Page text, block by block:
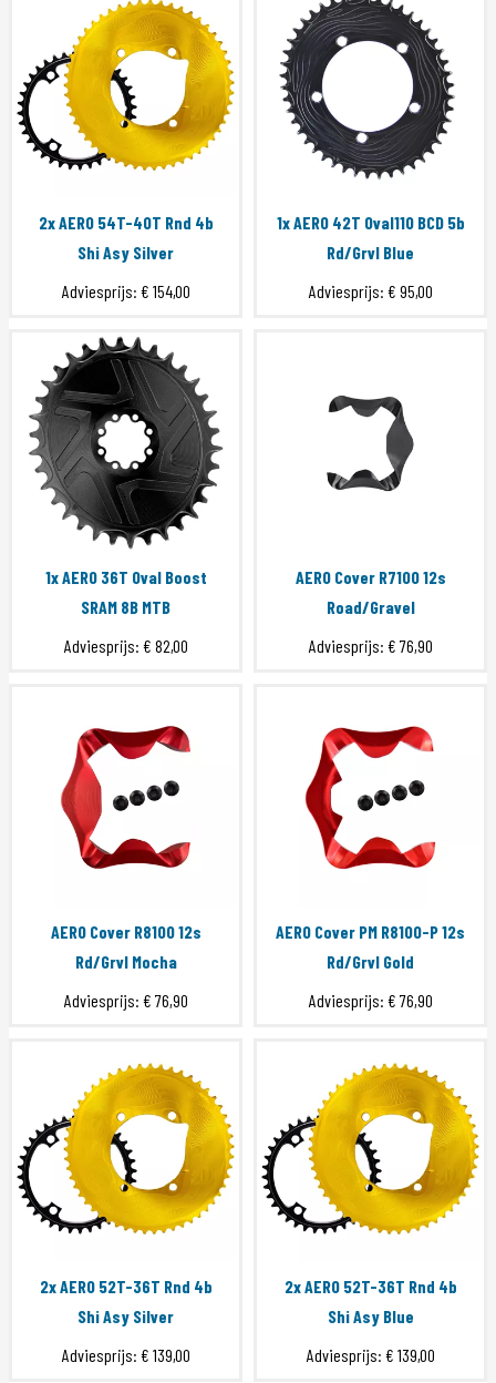
2x AERO 54T-40T Rnd 4b
Shi Asy Silver
Adviesprijs: € 154,00
1x AERO 42T Oval110 BCD 5b
Rd/Grvl Blue
Adviesprijs: € 95,00
1x AERO 36T Oval Boost
SRAM 8B MTB
Adviesprijs: € 82,00
AERO Cover R7100 12s
Road/Gravel
Adviesprijs: € 76,90
AERO Cover R8100 12s
Rd/Grvl Mocha
Adviesprijs: € 76,90
AERO Cover PM R8100-P 12s
Rd/Grvl Gold
Adviesprijs: € 76,90
2x AERO 52T-36T Rnd 4b
Shi Asy Silver
Adviesprijs: € 139,00
2x AERO 52T-36T Rnd 4b
Shi Asy Blue
Adviesprijs: € 139,00